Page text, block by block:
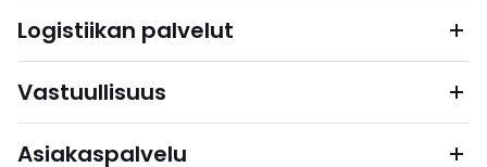
Logistiikan palvelut
Vastuullisuus
Asiakaspalvelu